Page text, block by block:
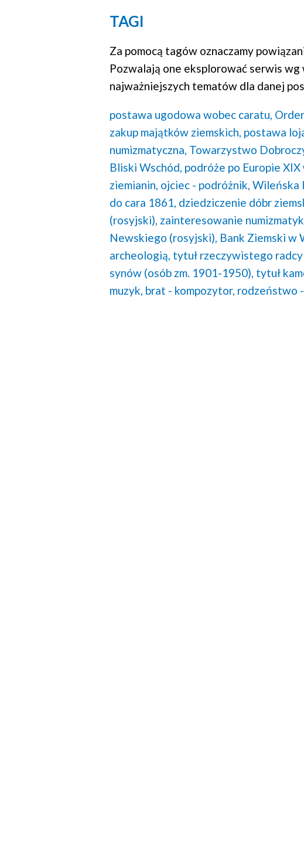
TAGI
Za pomocą tagów oznaczamy
Pozwalają one eksplorować serwis wg
najważniejszych tematów dla danej
postawa ugodowa wobec caratu,
zakup majątków ziemskich, postawa
numizmatyczna, Towarzystwo
Bliski Wschód, podróże po Europie XIX
ziemianin, ojciec - podróżnik, Wileńska
do cara 1861, dziedziczenie dóbr
(rosyjski), zainteresowanie
Newskiego (rosyjski), Bank Ziemski w
archeologią, tytuł rzeczywistego radcy
synów (osób zm. 1901-1950), tytuł
muzyk, brat - kompozytor, rodzeństwo